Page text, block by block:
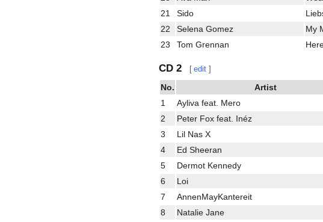
21
Sido
22
Selena Gomez My
23
Tom Grennan
CD 2 [ edit ]
No. Artist
1
Ayliva feat. Mero
2
Peter Fox feat. Inéz
3
Lil Nas X
4
Ed Sheeran
5
Dermot Kennedy
6
Loi
7
AnnenMayKantereit
8
Natalie Jane